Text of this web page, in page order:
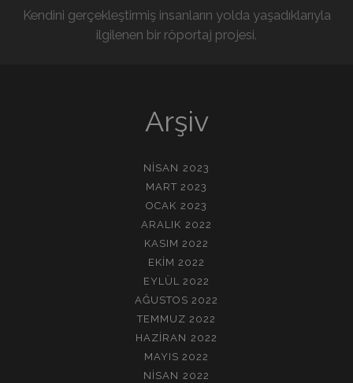
Kendini gerçekleştirmiş insanların yolda yaşadıklarıyla
ilgilenen bir röportaj projesi.
Arşiv
NISAN 2023
MART 2023
OCAK 2023
ARALIK 2022
KASIM 2022
EKIM 2022
EYLÜL 2022
AĞUSTOS 2022
TEMMUZ 2022
HAZIRAN 2022
MAYIS 2022
NISAN 2022